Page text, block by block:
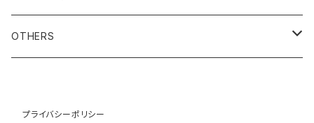
1995年
1996年
2005年
1999年
2005年
1991年
1993年
2000年
2002年
1989年
1990年
1992年
2000年代
2001年
1990年代
1991年
2000年
OTHERS
1985年・以前
1990年代
プライバシーポリシー